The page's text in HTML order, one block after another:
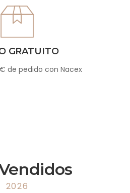
GRATUITO
de pedido con Nacex
2026